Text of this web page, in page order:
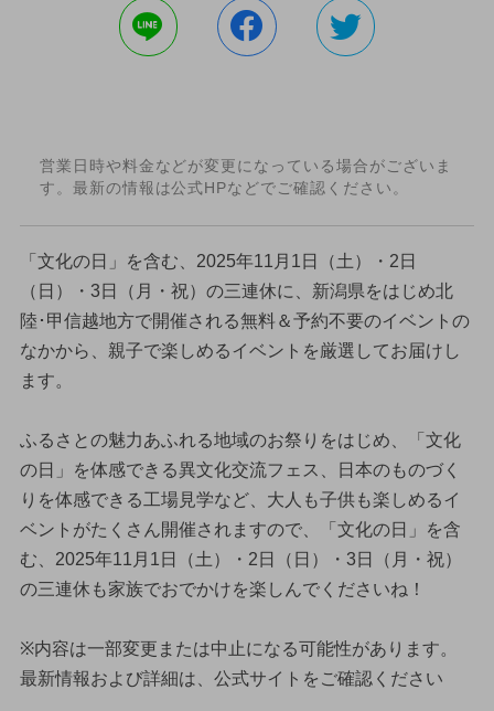
営業日時や料金などが変更になっている場合がございま
す。最新の情報は公式HPなどでご確認ください。
「文化の日」を含む、2025年11月1日（土）・2日
（日）・3日（月・祝）の三連休に、新潟県をはじめ北
陸･甲信越地方で開催される無料＆予約不要のイベントの
なかから、親子で楽しめるイベントを厳選してお届けし
ます。
ふるさとの魅力あふれる地域のお祭りをはじめ、「文化
の日」を体感できる異文化交流フェス、日本のものづく
りを体感できる工場見学など、大人も子供も楽しめるイ
ベントがたくさん開催されますので、「文化の日」を含
む、2025年11月1日（土）・2日（日）・3日（月・祝）
の三連休も家族でおでかけを楽しんでくださいね！
※内容は一部変更または中止になる可能性があります。
最新情報および詳細は、公式サイトをご確認ください